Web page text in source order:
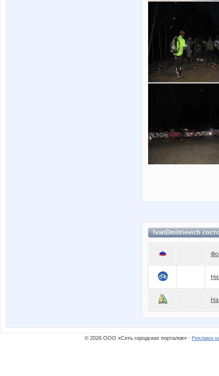
IvanDmitrievich
© 2026 ООО «Сеть городских порталов» · Реклама